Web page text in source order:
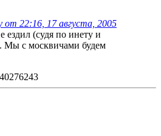
22:16, 17 августа, 2005
ездил (судя по инету и
Мы с москвичами будем